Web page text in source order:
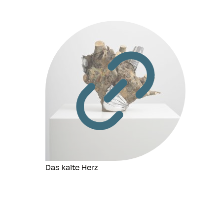
Das kalte Herz